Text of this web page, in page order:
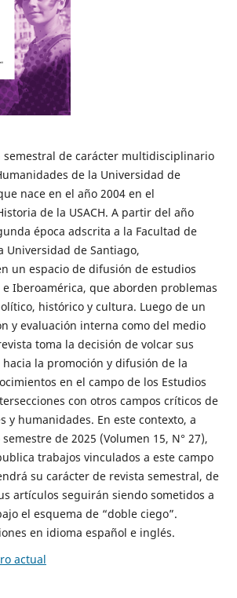
semestral de carácter multidisciplinario
de la Universidad de
nace en el año 2004 en el
de la USACH. A partir del año
época adscrita a la Facultad de
Universidad de Santiago,
un espacio de difusión de estudios
Iberoamérica, que aborden problemas
histórico y cultura. Luego de un
y evaluación interna como del medio
toma la decisión de volcar sus
la promoción y difusión de la
en el campo de los Estudios
con otros campos críticos de
y humanidades. En este contexto, a
de 2025 (Volumen 15, N° 27),
trabajos vinculados a este campo
su carácter de revista semestral, de
artículos seguirán siendo sometidos a
el esquema de “doble ciego”.
en idioma español e inglés.
actual